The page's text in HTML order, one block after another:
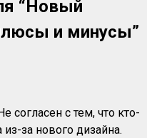
“Новый
и минусы”
согласен с тем, что кто-
за нового дизайна.